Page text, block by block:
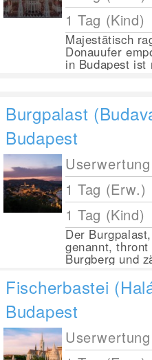
1 Tag (Kind)
Majestätisch
Donauufer
in Budapest ist
Burgpalast
Budapest
Userwertung
1 Tag (Erw.)
1 Tag (Kind)
Der
genannt,
Burgberg und
Fischerbastei
Budapest
Userwertung